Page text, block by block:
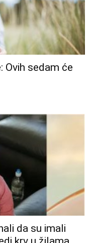
Ovih sedam će
da su imali